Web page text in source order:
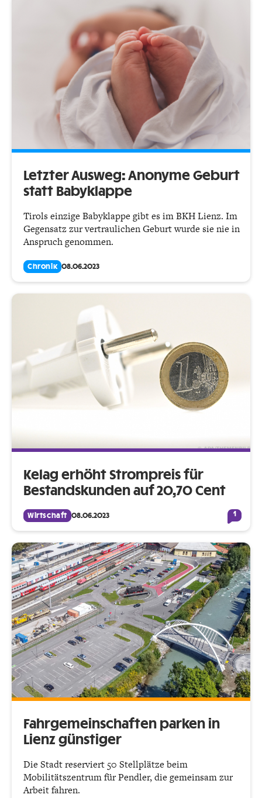
Letzter Ausweg: Anonyme Geburt
statt Babyklappe
Tirols einzige Babyklappe gibt es im BKH Lienz. Im
Gegensatz zur vertraulichen Geburt wurde sie nie in
Anspruch genommen.
Chronik 08.06.2023
Kelag erhöht Strompreis für
Bestandskunden auf 20,70 Cent
Wirtschaft 08.06.2023 1
Fahrgemeinschaften parken in
Lienz günstiger
Die Stadt reserviert 50 Stellplätze beim
Mobilitätszentrum für Pendler, die gemeinsam zur
Arbeit fahren.